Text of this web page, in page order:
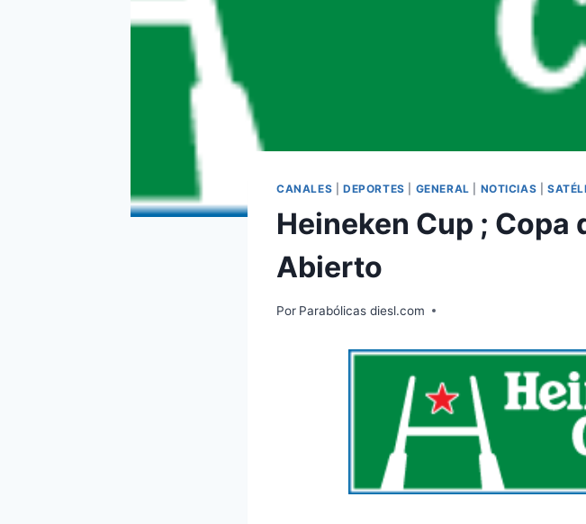
CANALES DEPORTES GENERAL NOTICIAS |
Heineken Cup ; Copa
Abierto
Por Parabólicas diesl.com